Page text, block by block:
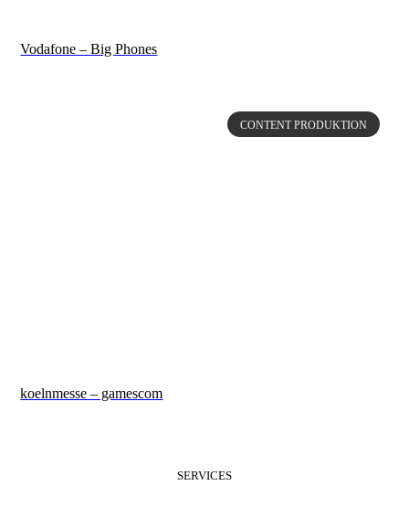
Vodafone – Big Phones
CONTENT PRODUKTION
koelnmesse – gamescom
SERVICES